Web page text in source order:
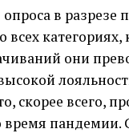
опроса в
они
скорее всего,
пандемии.